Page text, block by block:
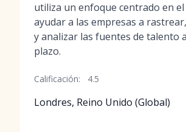
utiliza un enfoque centrado en el
ayudar a las empresas a
y analizar las fuentes de talento
plazo.
Calificación: 4.5
Londres, Reino Unido (Global)